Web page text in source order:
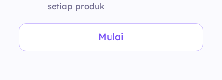
setiap produk
Mulai